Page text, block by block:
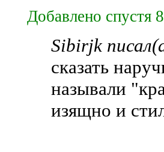
Добавлено спустя
Sibirjk
сказать
называли
изящно и